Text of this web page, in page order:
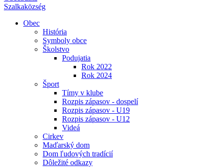
Szalkaközség
Obec
História
Symboly obce
Školstvo
Podujatia
Rok 2022
Rok 2024
Šport
Tímy v klube
Rozpis zápasov - dospelí
Rozpis zápasov - U19
Rozpis zápasov - U12
Videá
Cirkev
Maďarský dom
Dom ľudových tradícií
Dôležité odkazy